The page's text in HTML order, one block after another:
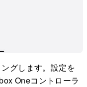
グします。設定を
Oneコントローラ